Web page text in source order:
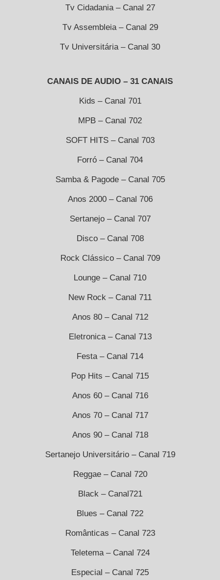
Tv Cidadania – Canal 27
Tv Assembleia – Canal 29
Tv Universitária – Canal 30
CANAIS DE AUDIO – 31 CANAIS
Kids – Canal 701
MPB – Canal 702
SOFT HITS – Canal 703
Forró – Canal 704
Samba & Pagode – Canal 705
Anos 2000 – Canal 706
Sertanejo – Canal 707
Disco – Canal 708
Rock Clássico – Canal 709
Lounge – Canal 710
New Rock – Canal 711
Anos 80 – Canal 712
Eletronica – Canal 713
Festa – Canal 714
Pop Hits – Canal 715
Anos 60 – Canal 716
Anos 70 – Canal 717
Anos 90 – Canal 718
Sertanejo Universitário – Canal 719
Reggae – Canal 720
Black – Canal721
Blues – Canal 722
Românticas – Canal 723
Teletema – Canal 724
Especial – Canal 725